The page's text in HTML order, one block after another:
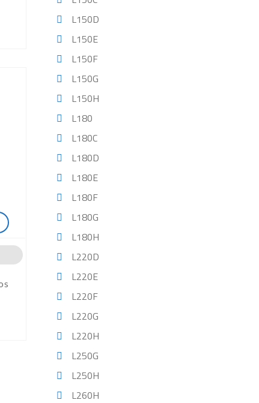
L150D
L150E
L150F
L150G
L150H
L180
L180C
L180D
L180E
L180F
L180G
L180H
L220D
L220E
L220F
L220G
L220H
L250G
L250H
L260H